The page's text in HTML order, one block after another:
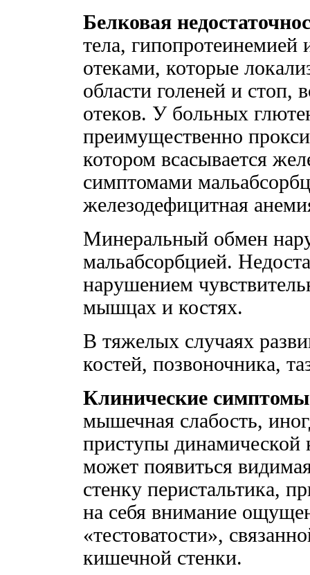
Белковая
тела,
отеками, которые
области голеней и
отеков. У больных
преимущественно
котором всасывается
симптомами
железодефицитная
Минеральный обмен
мальабсорбцией.
нарушением
мышцах и костях.
В тяжелых случаях
костей, позвоночника,
Клинические
мышечная слабость,
приступы
может появиться
стенку перистальтика,
на себя внимание
«тестоватости»,
кишечной стенки.